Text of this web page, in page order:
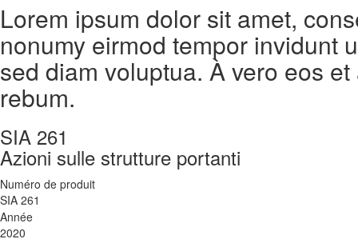
Lorem ipsum dolor sit amet,
nonumy eirmod tempor invidunt
sed diam voluptua. À vero eos
rebum.
SIA 261
Azioni sulle strutture portanti
Numéro de produit
SIA 261
Année
2020